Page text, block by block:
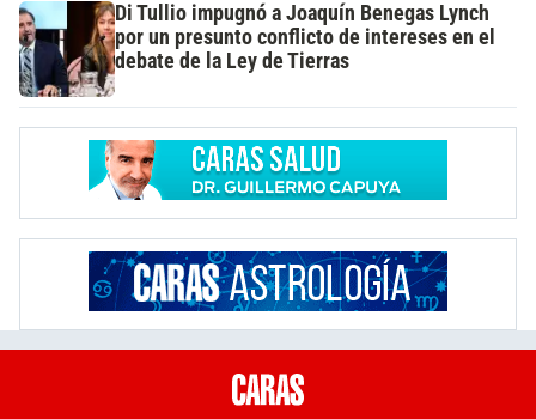
Di Tullio impugnó a Joaquín Benegas Lynch
por un presunto conflicto de intereses en el
debate de la Ley de Tierras